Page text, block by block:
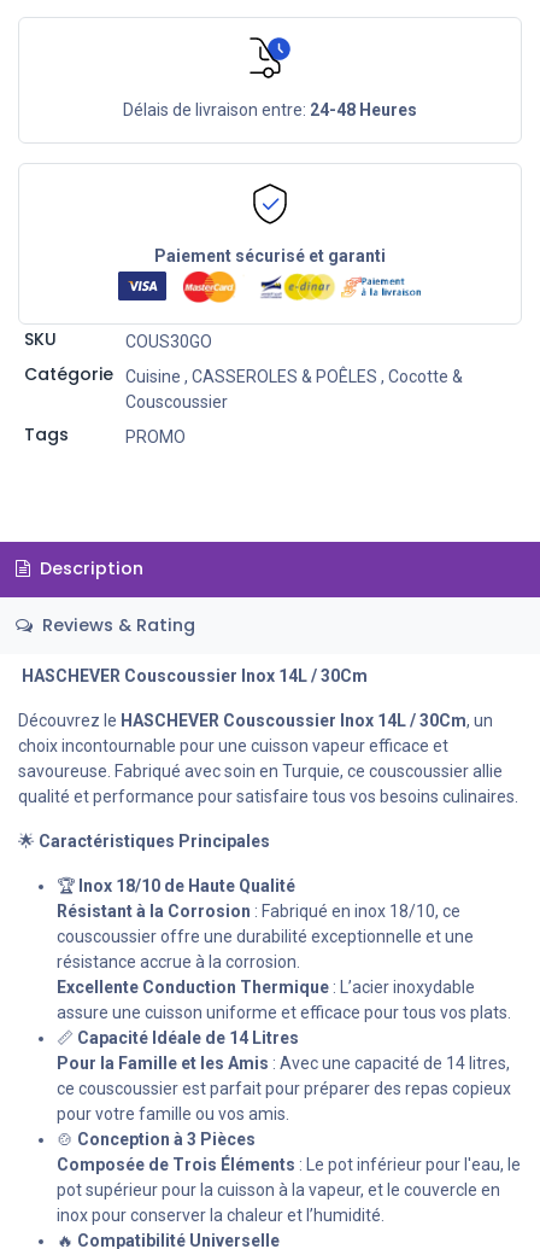
Délais de livraison entre: 24-48 Heures
Paiement sécurisé et garanti
SKU COUS30GO
Catégorie Cuisine , CASSEROLES & POÊLES , Cocotte &
Couscoussier
Tags PROMO
Description
Reviews & Rating
HASCHEVER Couscoussier Inox 14L / 30Cm
Découvrez le HASCHEVER Couscoussier Inox 14L / 30Cm, un
choix incontournable pour une cuisson vapeur efficace et
savoureuse. Fabriqué avec soin en Turquie, ce couscoussier allie
qualité et performance pour satisfaire tous vos besoins culinaires.
🌟 Caractéristiques Principales
🏆 Inox 18/10 de Haute Qualité
Résistant à la Corrosion : Fabriqué en inox 18/10, ce
couscoussier offre une durabilité exceptionnelle et une
résistance accrue à la corrosion.
Excellente Conduction Thermique : L’acier inoxydable
assure une cuisson uniforme et efficace pour tous vos plats.
📏 Capacité Idéale de 14 Litres
Pour la Famille et les Amis : Avec une capacité de 14 litres,
ce couscoussier est parfait pour préparer des repas copieux
pour votre famille ou vos amis.
🍲 Conception à 3 Pièces
Composée de Trois Éléments : Le pot inférieur pour l'eau, le
pot supérieur pour la cuisson à la vapeur, et le couvercle en
inox pour conserver la chaleur et l’humidité.
🔥 Compatibilité Universelle